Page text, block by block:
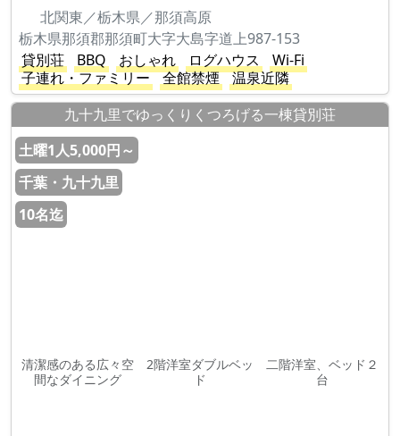
北関東／栃木県／那須高原
栃木県那須郡那須町大字大島字道上987-153
貸別荘
BBQ おしゃれ ログハウス
Wi-Fi
子連れ・ファミリー
全館禁煙
温泉近隣
九十九里でゆっくりくつろげる一棟貸別荘
土曜1人5,000円～
千葉・九十九里
10名迄
清潔感のある広々空
間なダイニング
2階洋室ダブルベッ
ド
二階洋室、ベッド２
台